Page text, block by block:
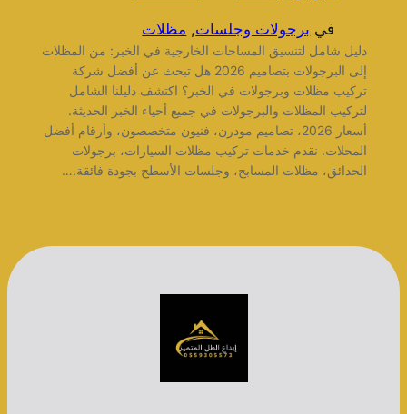
في برجولات وجلسات, مظلات
دليل شامل لتنسيق المساحات الخارجية في الخبر: من المظلات
إلى البرجولات بتصاميم 2026 هل تبحث عن أفضل شركة
تركيب مظلات وبرجولات في الخبر؟ اكتشف دليلنا الشامل
لتركيب المظلات والبرجولات في جميع أحياء الخبر الحديثة.
أسعار 2026، تصاميم مودرن، فنيون متخصصون، وأرقام أفضل
المحلات. نقدم خدمات تركيب مظلات السيارات، برجولات
الحدائق، مظلات المسابح، وجلسات الأسطح بجودة فائقة.…